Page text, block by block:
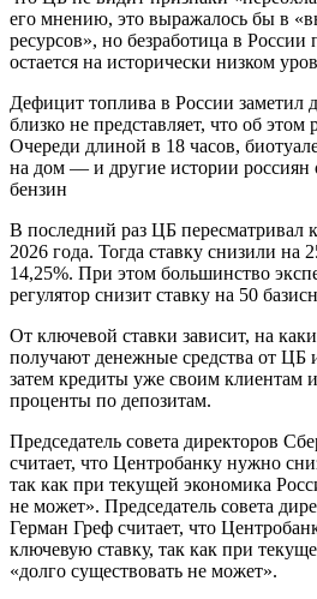
его мнению, это выражалось бы в
ресурсов», но безработица в
остается на исторически низком
Дефицит топлива в России
близко не представляет, что об этом
Очереди длиной в 18 часов,
на дом — и другие истории
бензин
В последний раз ЦБ пересматривал
2026 года. Тогда ставку снизили
14,25%. При этом большинство
регулятор снизит ставку на 50
От ключевой ставки зависит, на
получают денежные средства от ЦБ
затем кредиты уже своим клиентам
проценты по депозитам.
Председатель совета директоров
считает, что Центробанку нужно
так как при текущей экономика
не может». Председатель совета
Герман Греф считает, что
ключевую ставку, так как при
«долго существовать не может».